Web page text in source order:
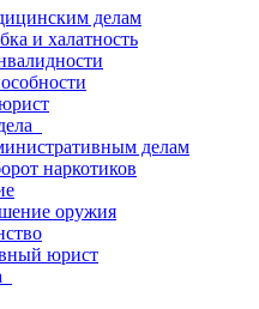
делам
и халатность
делам
наркотиков
оружия
юрист